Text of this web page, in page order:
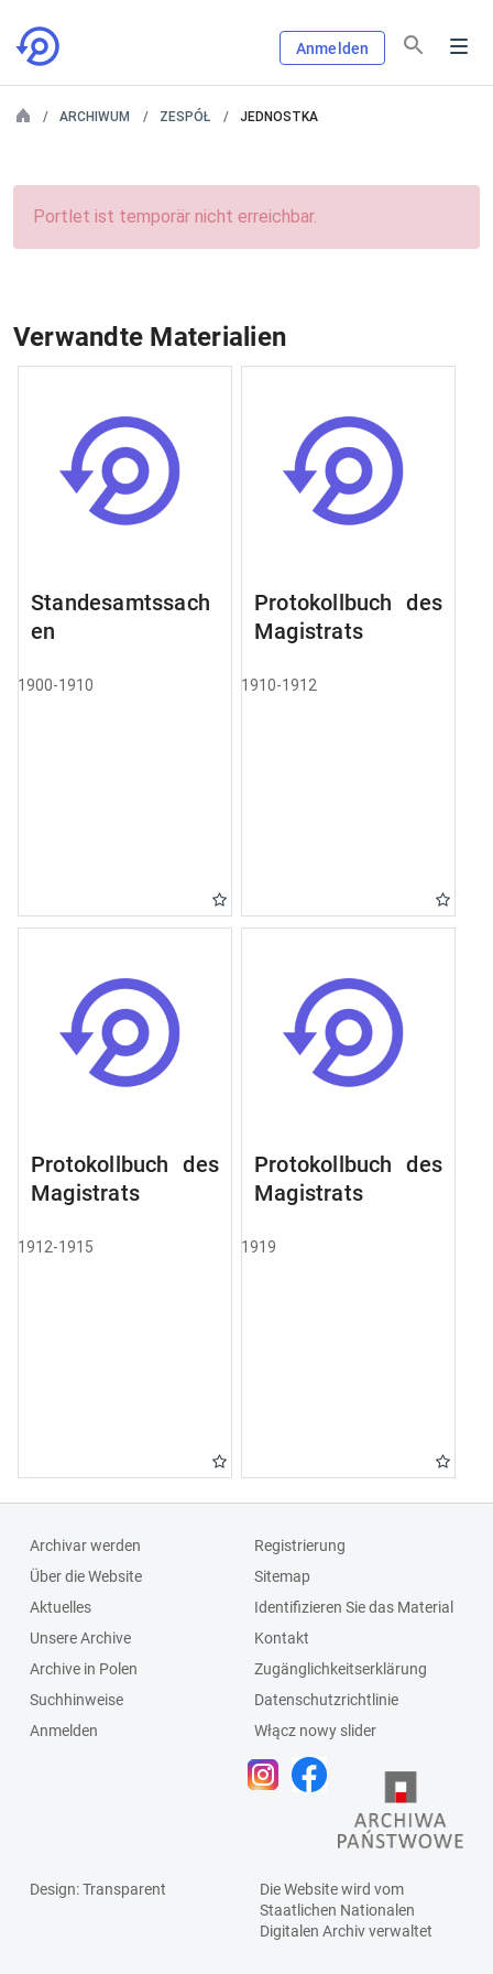
Anmelden
ARCHIWUM ZESPÓŁ JEDNOSTKA
Portlet ist temporär nicht erreichbar.
Verwandte Materialien
Standesamtssach
en
1900-1910
Protokollbuch des
Magistrats
1910-1912
Protokollbuch des
Magistrats
1912-1915
Protokollbuch des
Magistrats
1919
Archivar werden
Über die Website
Aktuelles
Unsere Archive
Archive in Polen
Suchhinweise
Anmelden
Registrierung
Sitemap
Identifizieren Sie das Material
Kontakt
Zugänglichkeitserklärung
Datenschutzrichtlinie
Włącz nowy slider
Design: Transparent
Die Website wird vom
Staatlichen Nationalen
Digitalen Archivverwaltet